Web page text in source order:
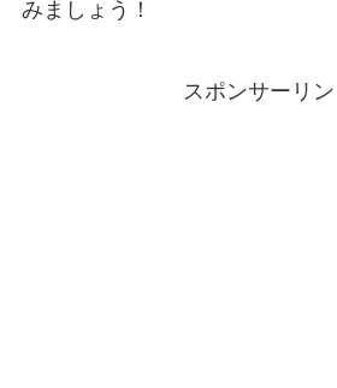
みましょう！
スポンサーリン